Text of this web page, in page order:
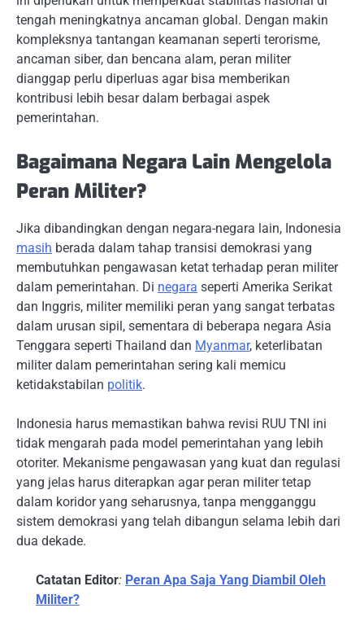
tengah meningkatnya ancaman global. Dengan makin
kompleksnya tantangan keamanan seperti terorisme,
ancaman siber, dan bencana alam, peran militer
dianggap perlu diperluas agar bisa memberikan
kontribusi lebih besar dalam berbagai aspek
pemerintahan.
Bagaimana Negara Lain Mengelola
Peran Militer?
Jika dibandingkan dengan negara-negara lain, Indonesia
masih berada dalam tahap transisi demokrasi yang
membutuhkan pengawasan ketat terhadap peran militer
dalam pemerintahan. Di negara seperti Amerika Serikat
dan Inggris, militer memiliki peran yang sangat terbatas
dalam urusan sipil, sementara di beberapa negara Asia
Tenggara seperti Thailand dan Myanmar, keterlibatan
militer dalam pemerintahan sering kali memicu
ketidakstabilan politik.
Indonesia harus memastikan bahwa revisi RUU TNI ini
tidak mengarah pada model pemerintahan yang lebih
otoriter. Mekanisme pengawasan yang kuat dan regulasi
yang jelas harus diterapkan agar peran militer tetap
dalam koridor yang seharusnya, tanpa mengganggu
sistem demokrasi yang telah dibangun selama lebih dari
dua dekade.
Catatan Editor: Peran Apa Saja Yang Diambil Oleh
Militer?